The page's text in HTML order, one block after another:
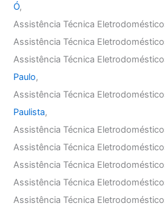
Ó,
Assistência Técnica
Assistência Técnica
Assistência Técnica
Paulo,
Assistência Técnica
Paulista,
Assistência Técnica
Assistência Técnica
Assistência Técnica
Assistência Técnica
Assistência Técnica